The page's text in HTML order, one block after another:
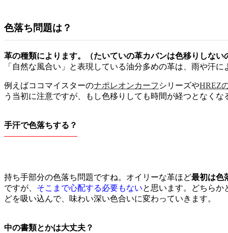
色落ち問題は？
革の種類によります。（たいていの革カバンは色移りしない
「自然な風合い」と表現している油分多めの革は、雨や汗
例えばココマイスターのナポレオンカーフ シリーズやHREZ
う当初に注意ですが、もし色移りしても時間が経つとなく
手汗で色落ちする？
持ち手部分の色落ち問題ですね。オイリーな革ほど最初は色
ですが、 そこまで心配する必要もないと思います。どちらか
どを吸い込んで、味わい深い色合いに変わっていきます。
中の書類とかは大丈夫？